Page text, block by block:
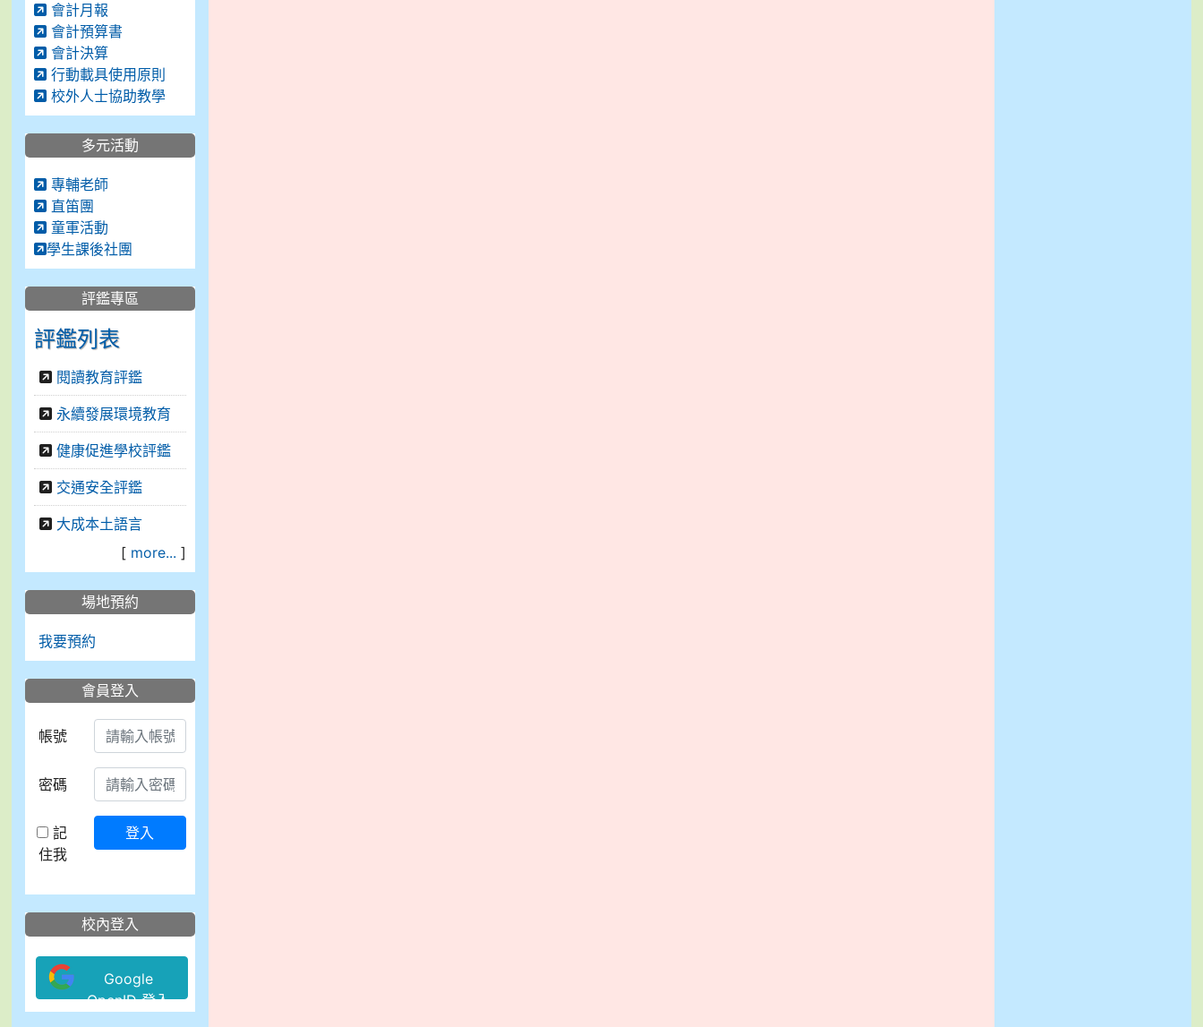
會計月報
會計預算書
會計決算
行動載具使用原則
校外人士協助教學
多元活動
專輔老師
直笛團
童軍活動
學生課後社團
評鑑專區
評鑑列表
閱讀教育評鑑
永續發展環境教育
健康促進學校評鑑
交通安全評鑑
大成本土語言
[ more... ]
場地預約
我要預約
會員登入
帳號
密碼
記
住我
登入
校內登入
Google
OpenID 登入